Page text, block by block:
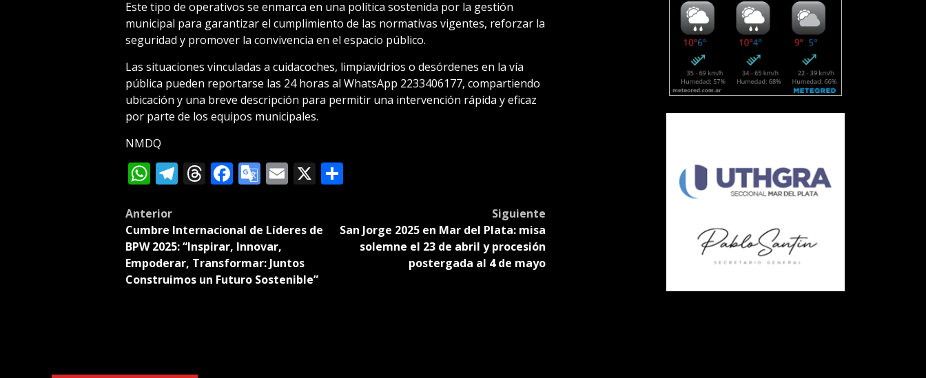
Este tipo de operativos se enmarca en una política sostenida por la gestión
municipal para garantizar el cumplimiento de las normativas vigentes, reforzar la
seguridad y promover la convivencia en el espacio público.
Las situaciones vinculadas a cuidacoches, limpiavidrios o desórdenes en la vía
pública pueden reportarse las 24 horas al WhatsApp 2233406177, compartiendo
ubicación y una breve descripción para permitir una intervención rápida y eficaz
por parte de los equipos municipales.
NMDQ
WhatsApp
Telegram
Threads
Facebook
Google
Email
X Compartir
Post
navigation
Anterior
Cumbre Internacional de Líderes de
BPW 2025: “Inspirar, Innovar,
Empoderar, Transformar: Juntos
Construimos un Futuro Sostenible”
Siguiente
San Jorge 2025 en Mar del Plata: misa
solemne el 23 de abril y procesión
postergada al 4 de mayo